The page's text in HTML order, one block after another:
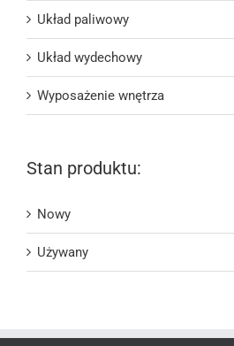
Układ paliwowy
Układ wydechowy
Wyposażenie wnętrza
Stan produktu:
Nowy
Używany